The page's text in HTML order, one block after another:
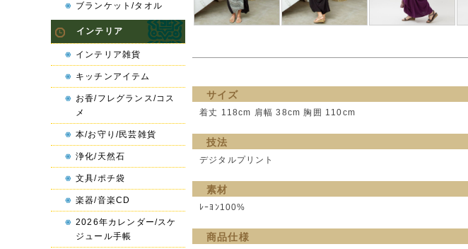
サイズ
着丈 118cm 肩幅 38cm 胸囲 110cm
技法
デジタルプリント
素材
ﾚｰﾖﾝ100%
商品仕様
ブランケット/タオル
インテリア
インテリア雑貨
キッチンアイテム
お香/フレグランス/コス
メ
本/お守り/民芸雑貨
浄化/天然石
文具/ポチ袋
楽器/音楽CD
2026年カレンダー/スケ
ジュール手帳